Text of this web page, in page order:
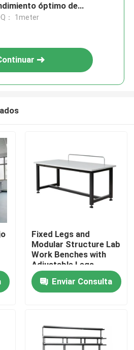
óptimo de
： 1meter
Fixed Legs and
Modular Structure Lab
Work Benches with
Adjustable Legs
Enviar Consulta